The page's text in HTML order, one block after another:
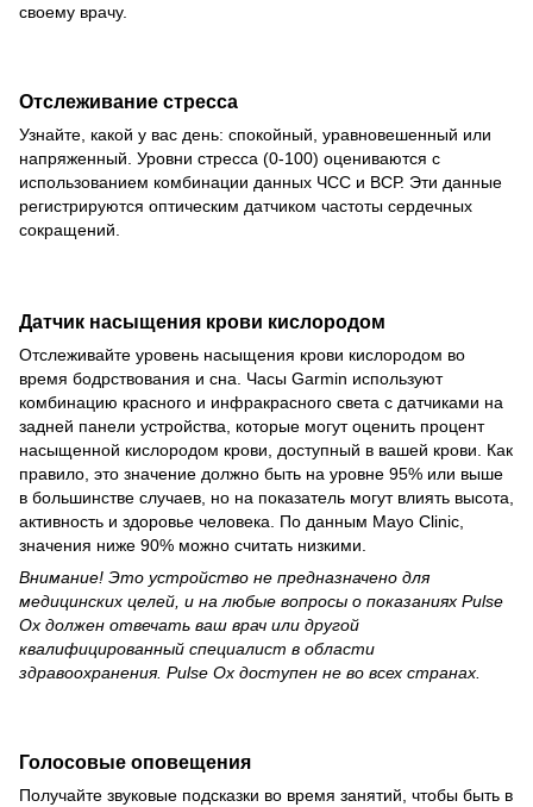
своему врачу.
Отслеживание стресса
Узнайте, какой у вас день: спокойный, уравновешенный или
напряженный. Уровни стресса (0-100) оцениваются с
использованием комбинации данных ЧСС и ВСР. Эти данные
регистрируются оптическим датчиком частоты сердечных
сокращений.
Датчик насыщения крови кислородом
Отслеживайте уровень насыщения крови кислородом во
время бодрствования и сна. Часы Garmin используют
комбинацию красного и инфракрасного света с датчиками на
задней панели устройства, которые могут оценить процент
насыщенной кислородом крови, доступный в вашей крови. Как
правило, это значение должно быть на уровне 95% или выше
в большинстве случаев, но на показатель могут влиять высота,
активность и здоровье человека. По данным Mayo Clinic,
значения ниже 90% можно считать низкими.
Внимание! Это устройство не предназначено для
медицинских целей, и на любые вопросы о показаниях Pulse
Ox должен отвечать ваш врач или другой
квалифицированный специалист в области
здравоохранения. Pulse Ox доступен не во всех странах.
Голосовые оповещения
Получайте звуковые подсказки во время занятий, чтобы быть в